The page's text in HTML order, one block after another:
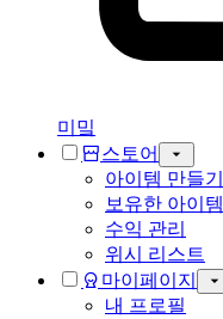
미밐
스토어
아이템 만들기
보유한 아이템
수익 관리
위시 리스트
마이페이지
내 프로필